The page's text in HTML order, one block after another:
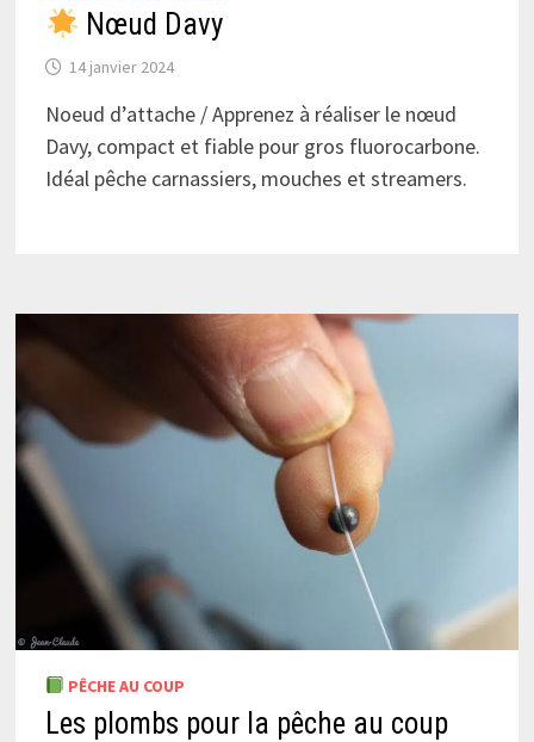
Nœud Davy
14 janvier 2024
Noeud d’attache / Apprenez à réaliser le nœud
Davy, compact et fiable pour gros fluorocarbone.
Idéal pêche carnassiers, mouches et streamers.
PÊCHE AU COUP
Les plombs pour la pêche au coup